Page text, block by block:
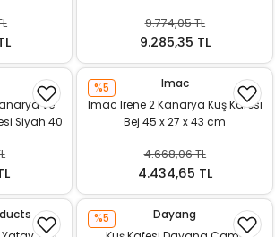
9.774,05 TL
9.285,35 TL
ve
Siyah 40
%5
Imac
Imac Irene 2 Kanarya Kuş Kafesi
Bej 45 x 27 x 43 cm
4.668,06 TL
4.434,65 TL
%5
Dayang